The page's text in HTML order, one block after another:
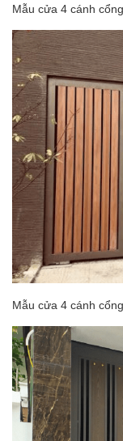
Mẫu cửa 4 cánh
Mẫu cửa 4 cánh